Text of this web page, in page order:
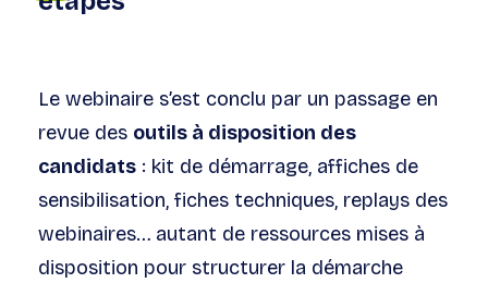
Le webinaire s’est conclu par un passage en
revue des outils à disposition des
candidats : kit de démarrage, affiches de
sensibilisation, fiches techniques, replays des
webinaires… autant de ressources mises à
disposition pour structurer la démarche